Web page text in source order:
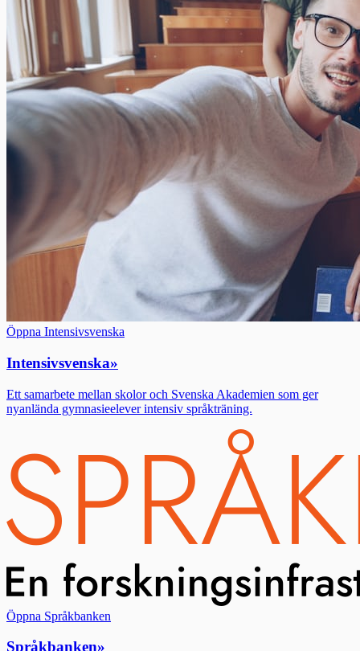
Öppna Intensivsvenska
Intensivsvenska»
Ett samarbete mellan skolor och Svenska Akademien som ger
nyanlända gymnasieelever intensiv språkträning.
Öppna Språkbanken
Språkbanken»